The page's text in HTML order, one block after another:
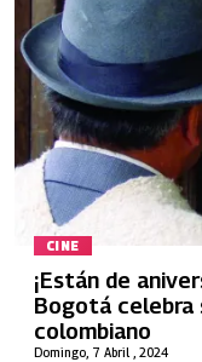
CINE
Domingo, 7 Abril , 2024
¡Están de
Bogotá celebra
colombiano